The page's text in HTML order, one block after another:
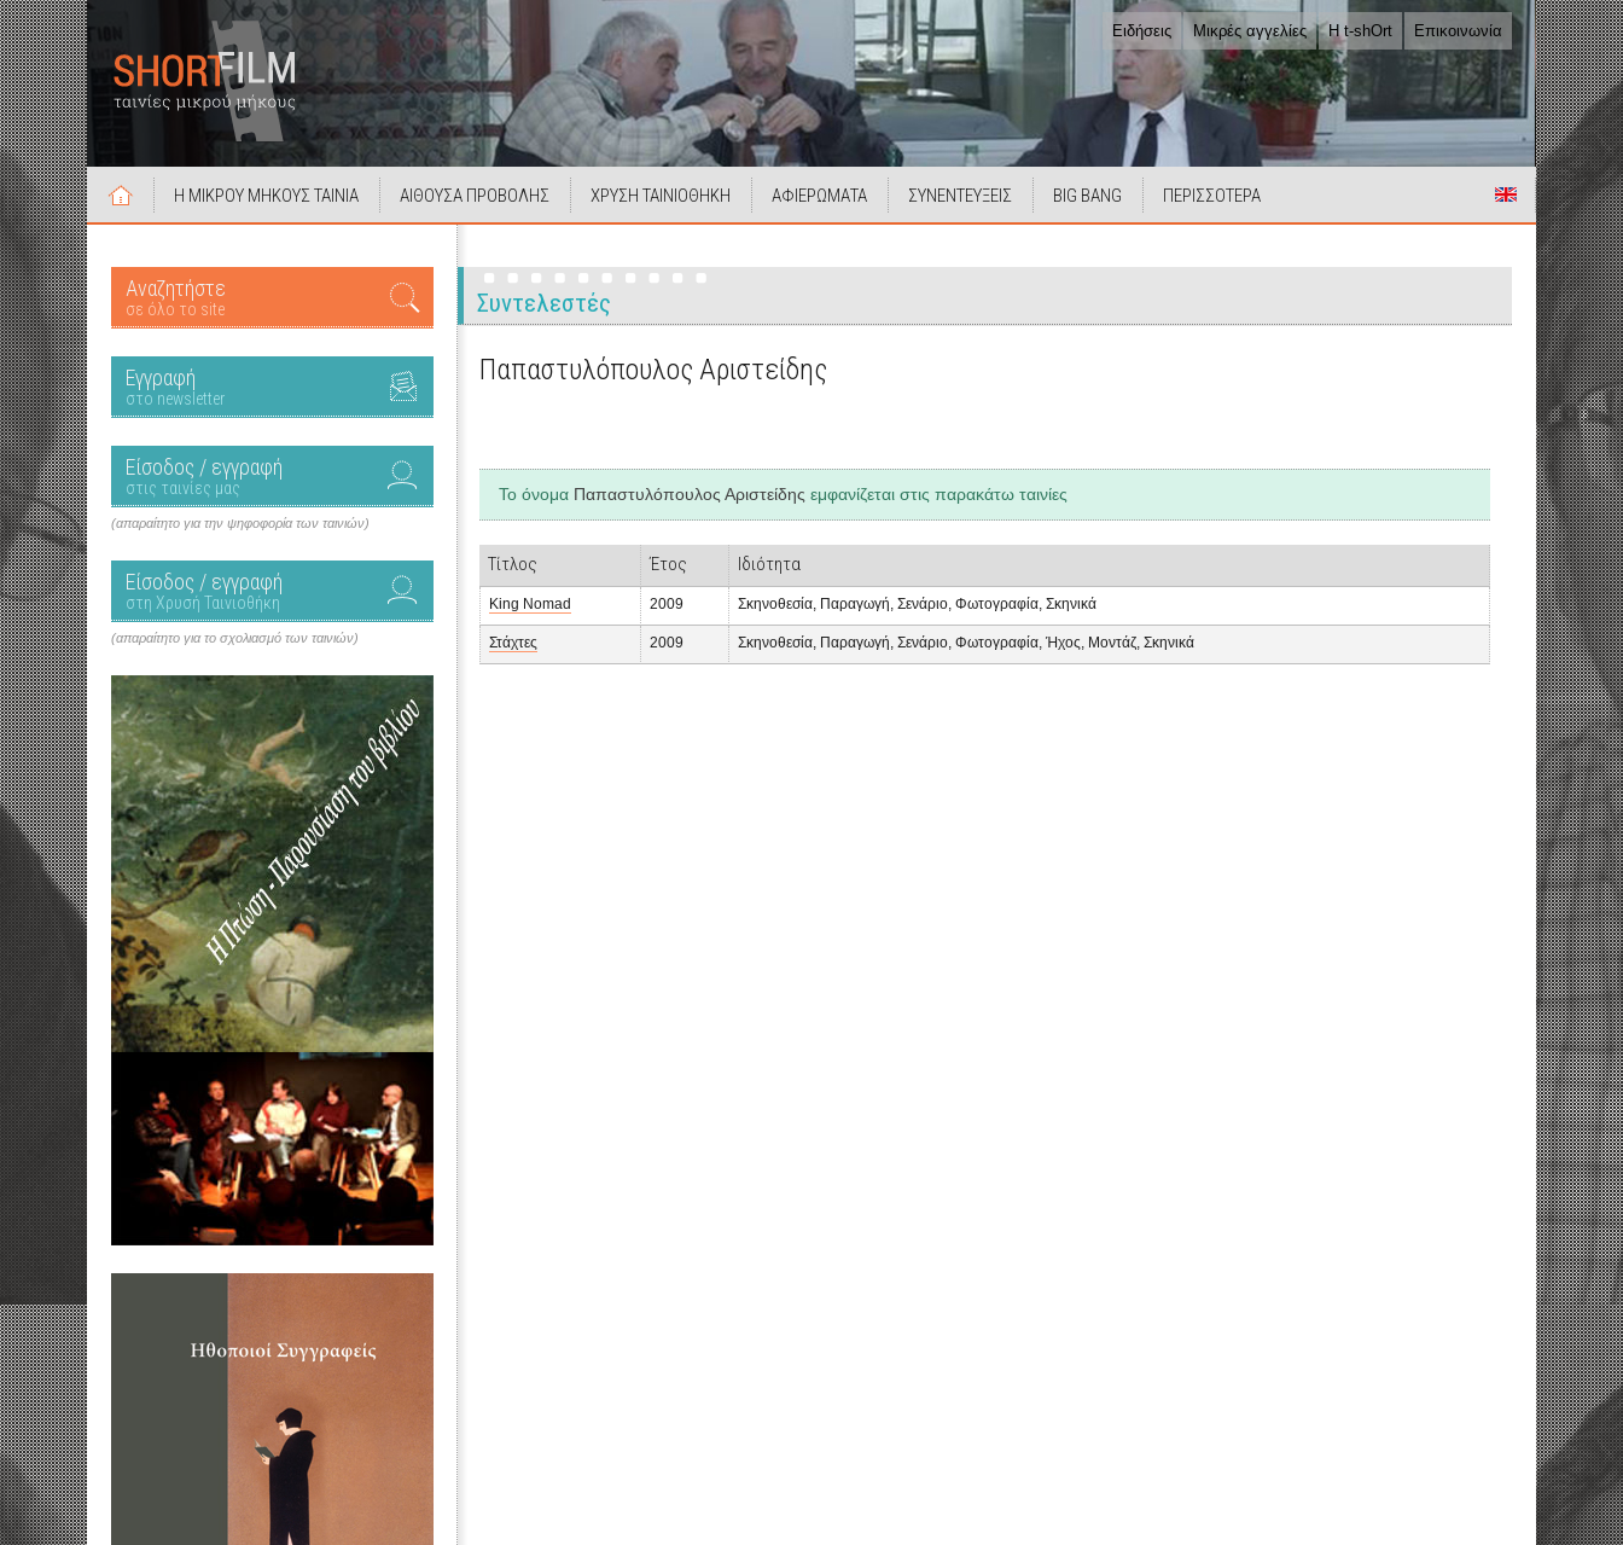
Ειδήσεις Μικρές αγγελίες Η t-shOrt Επικοινωνία
Η ΜΙΚΡΟΥ ΜΗΚΟΥΣ ΤΑΙΝΙΑ ΑΙΘΟΥΣΑ ΠΡΟΒΟΛΗΣ ΧΡΥΣΗ ΤΑΙΝΙΟΘΗΚΗ ΑΦΙΕΡΩΜΑΤΑ ΣΥΝΕΝΤΕΥΞΕΙΣ BIG BANG ΠΕΡΙΣΣΟΤΕΡΑ
Αναζητήστε
σε όλο το site
Εγγραφή
στο newsletter
Είσοδος / εγγραφή
στις ταινίες μας
(απαραίτητο για την ψηφοφορία των ταινιών)
Είσοδος / εγγραφή
στη Χρυσή Ταινιοθήκη
(απαραίτητο για το σχολιασμό των ταινιών)
Συντελεστές
Παπαστυλόπουλος Αριστείδης
Το όνομα Παπαστυλόπουλος Αριστείδης εμφανίζεται στις παρακάτω ταινίες
Τίτλος Έτος Ιδιότητα
King Nomad 2009 Σκηνοθεσία, Παραγωγή, Σενάριο, Φωτογραφία, Σκηνικά
Στάχτες 2009 Σκηνοθεσία, Παραγωγή, Σενάριο, Φωτογραφία, Ήχος, Μοντάζ, Σκηνικά